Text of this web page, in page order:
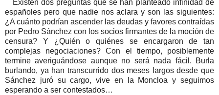
Existen dos preguntas que se han planteado infinidad de
españoles pero que nadie nos aclara y son las siguientes:
¿A cuánto podrían ascender las deudas y favores contraídas
por Pedro Sánchez con los socios firmantes de la moción de
censura? Y ¿Quién o quiénes se encargaron de tan
complejas negociaciones? Con el tiempo, posiblemente
termine averiguándose aunque no será nada fácil. Burla
burlando, ya han transcurrido dos meses largos desde que
Sánchez juró su cargo, vive en la Moncloa y seguimos
esperando a ser contestados…